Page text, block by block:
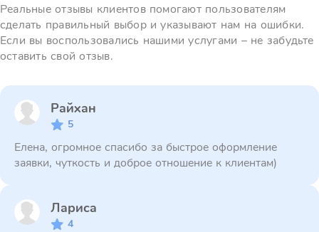
Реальные отзывы клиентов помогают пользователям
сделать правильный выбор и указывают нам на ошибки.
Если вы воспользовались нашими услугами – не забудьте
оставить свой отзыв.
Райхан
5
Елена, огромное спасибо за быстрое оформление
заявки, чуткость и доброе отношение к клиентам)
Лариса
4